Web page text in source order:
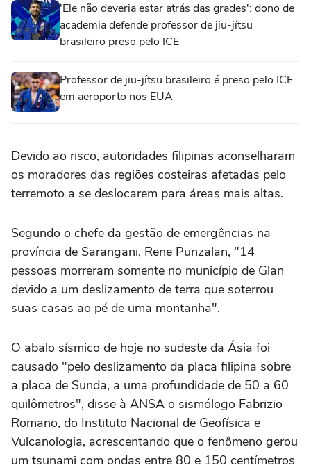
'Ele não deveria estar atrás das grades': dono de
academia defende professor de jiu-jítsu
brasileiro preso pelo ICE
Professor de jiu-jítsu brasileiro é preso pelo ICE
em aeroporto nos EUA
Devido ao risco, autoridades filipinas aconselharam
os moradores das regiões costeiras afetadas pelo
terremoto a se deslocarem para áreas mais altas.
Segundo o chefe da gestão de emergências na
província de Sarangani, Rene Punzalan, "14
pessoas morreram somente no município de Glan
devido a um deslizamento de terra que soterrou
suas casas ao pé de uma montanha".
O abalo sísmico de hoje no sudeste da Ásia foi
causado "pelo deslizamento da placa filipina sobre
a placa de Sunda, a uma profundidade de 50 a 60
quilômetros", disse à ANSA o sismólogo Fabrizio
Romano, do Instituto Nacional de Geofísica e
Vulcanologia, acrescentando que o fenômeno gerou
um tsunami com ondas entre 80 e 150 centímetros